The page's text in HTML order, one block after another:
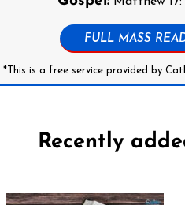
FULL MASS
*This is a free service provided by
Recently